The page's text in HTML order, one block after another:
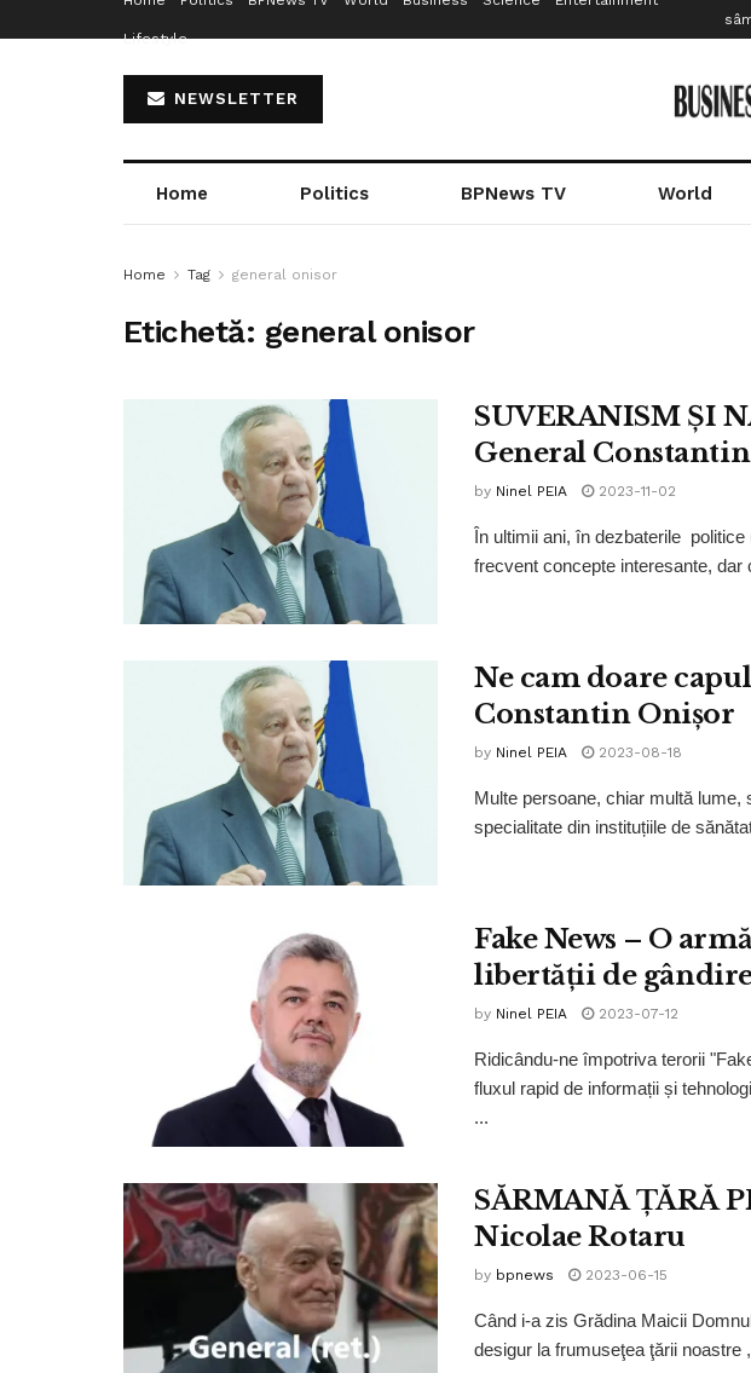
Lifestyle
NEWSLETTER
Home Politics BPNews TV World
Home Tag general onisor
Etichetă: general onisor
SUVERANISM ȘI
General
by Ninel PEIA 2023-11-02
În ultimii ani, în dezbaterile
frecvent concepte interesante,
Ne cam doare
Constantin Onișor
by Ninel PEIA 2023-08-18
Multe persoane, chiar multă lume,
specialitate din instituțiile de
Fake News – O
libertății de
by Ninel PEIA 2023-07-12
Ridicându-ne împotriva terorii
fluxul rapid de informații și
...
SĂRMANĂ ŢĂRĂ
Nicolae Rotaru
by bpnews 2023-06-15
Când i-a zis Grădina Maicii
desigur la frumuseţea ţării noastre